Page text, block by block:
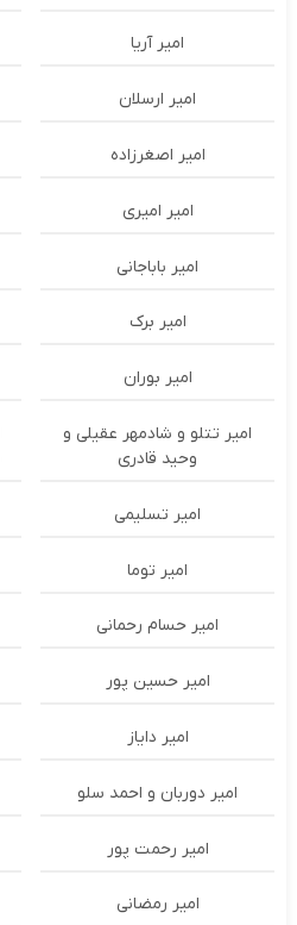
امیر آریا
امیر ارسلان
امیر اصغرزاده
امیر امیری
امیر باباجانی
امیر برک
امیر بوران
امیر تتلو و شادمهر عقیلی و
وحید قادری
امیر تسلیمی
امیر توما
امیر حسام رحمانی
امیر حسین پور
امیر دایاز
امیر دوربان و احمد سلو
امیر رحمت پور
امیر رمضانی